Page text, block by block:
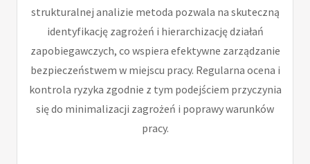
strukturalnej analizie metoda pozwala na skuteczną
identyfikację zagrożeń i hierarchizację działań
zapobiegawczych, co wspiera efektywne zarządzanie
bezpieczeństwem w miejscu pracy. Regularna ocena i
kontrola ryzyka zgodnie z tym podejściem przyczynia
się do minimalizacji zagrożeń i poprawy warunków
pracy.